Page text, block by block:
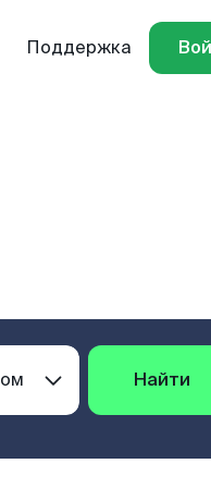
Поддержка
Найти